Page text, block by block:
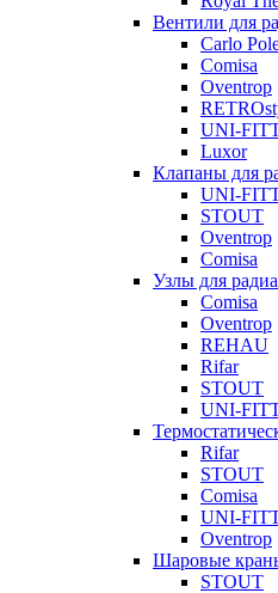
Вентили для
Carlo
Comisa
Oventrop
UNI-
Luxor
Клапаны для
UNI-
STOUT
Oventrop
Comisa
Узлы для
Comisa
Oventrop
REHAU
Rifar
STOUT
UNI-
Rifar
STOUT
Comisa
UNI-
Oventrop
Шаровые
STOUT